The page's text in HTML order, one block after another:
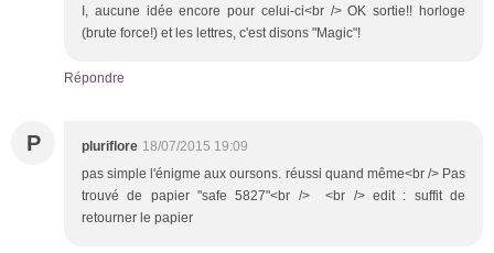
I, aucune idée encore pour celui-ci<br /> OK sortie!! horloge
(brute force!) et les lettres, c'est disons "Magic"!
Répondre
P pluriflore 18/07/2015 19:09
pas simple l'énigme aux oursons. réussi quand même<br /> Pas
trouvé de papier "safe 5827"<br /> <br /> edit : suffit de
retourner le papier